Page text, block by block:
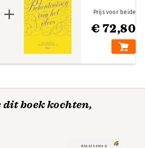
€ 72,80
Prijs voor beide
boek kochten,